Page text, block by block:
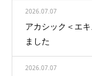
2026.07.07
アカシック＜エ
ました
2026.07.07